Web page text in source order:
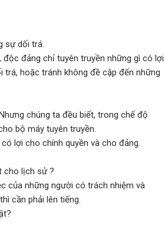
sự dối trá.
đảng chỉ tuyên truyền những gì có lợi
trá, hoặc tránh không đề cập đến những
chúng ta đều biết, trong chế độ
bộ máy tuyên truyền.
lợi cho chính quyền và cho đảng.
cho lịch sử ?
của những người có trách nhiệm và
cần phải lên tiếng.